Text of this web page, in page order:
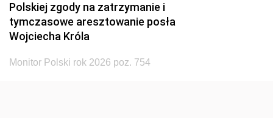
Polskiej zgody na zatrzymanie i
tymczasowe aresztowanie posła
Wojciecha Króla
Monitor Polski rok 2026 poz. 754